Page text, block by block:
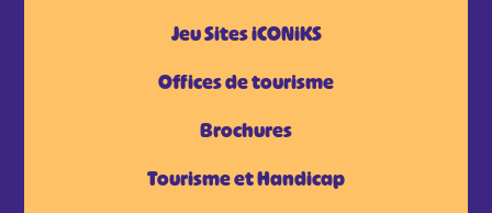
Jeu Sites iCONiKS
Offices de tourisme
Brochures
Tourisme et Handicap